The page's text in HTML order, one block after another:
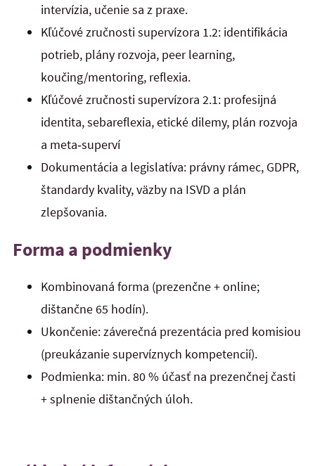
intervízia, učenie sa z praxe.
Kľúčové zručnosti supervízora 1.2: identifikácia
potrieb, plány rozvoja, peer learning,
koučing/mentoring, reflexia.
Kľúčové zručnosti supervízora 2.1: profesijná
identita, sebareflexia, etické dilemy, plán rozvoja
a meta‑superví
Dokumentácia a legislatíva: právny rámec, GDPR,
štandardy kvality, väzby na ISVD a plán
zlepšovania.
Forma a podmienky
Kombinovaná forma (prezenčne + online;
dištančne 65 hodín).
Ukončenie: záverečná prezentácia pred komisiou
(preukázanie supervíznych kompetencií).
Podmienka: min. 80 % účasť na prezenčnej časti
+ splnenie dištančných úloh.